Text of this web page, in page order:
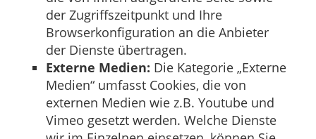
der Zugriffszeitpunkt und Ihre
Browserkonfiguration an die Anbieter
der Dienste übertragen.
Externe Medien: Die Kategorie „Externe
Medien“ umfasst Cookies, die von
externen Medien wie z.B. Youtube und
Vimeo gesetzt werden. Welche Dienste